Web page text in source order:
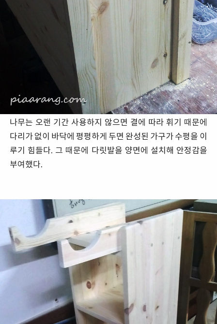
나무는 오랜 기간 사용하지 않으면 결에 따라 휘기 때문에
다리가 없이 바닥에 평평하게 두면 완성된 가구가 수평을 이
루기 힘들다. 그 때문에 다릿발을 양면에 설치해 안정감을
부여했다.